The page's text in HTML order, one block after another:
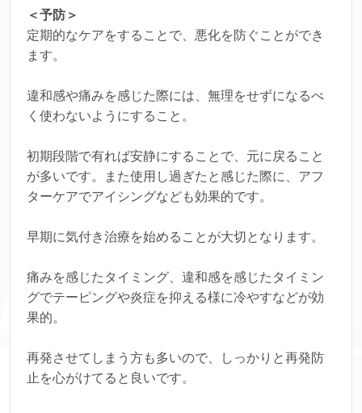
＜予防＞
定期的なケアをすることで、悪化を防ぐことができ
ます。
違和感や痛みを感じた際には、無理をせずになるべ
く使わないようにすること。
初期段階で有れば安静にすることで、元に戻ること
が多いです。また使用し過ぎたと感じた際に、アフ
ターケアでアイシングなども効果的です。
早期に気付き治療を始めることが大切となります。
痛みを感じたタイミング、違和感を感じたタイミン
グでテーピングや炎症を抑える様に冷やすなどが効
果的。
再発させてしまう方も多いので、しっかりと再発防
止を心がけてると良いです。